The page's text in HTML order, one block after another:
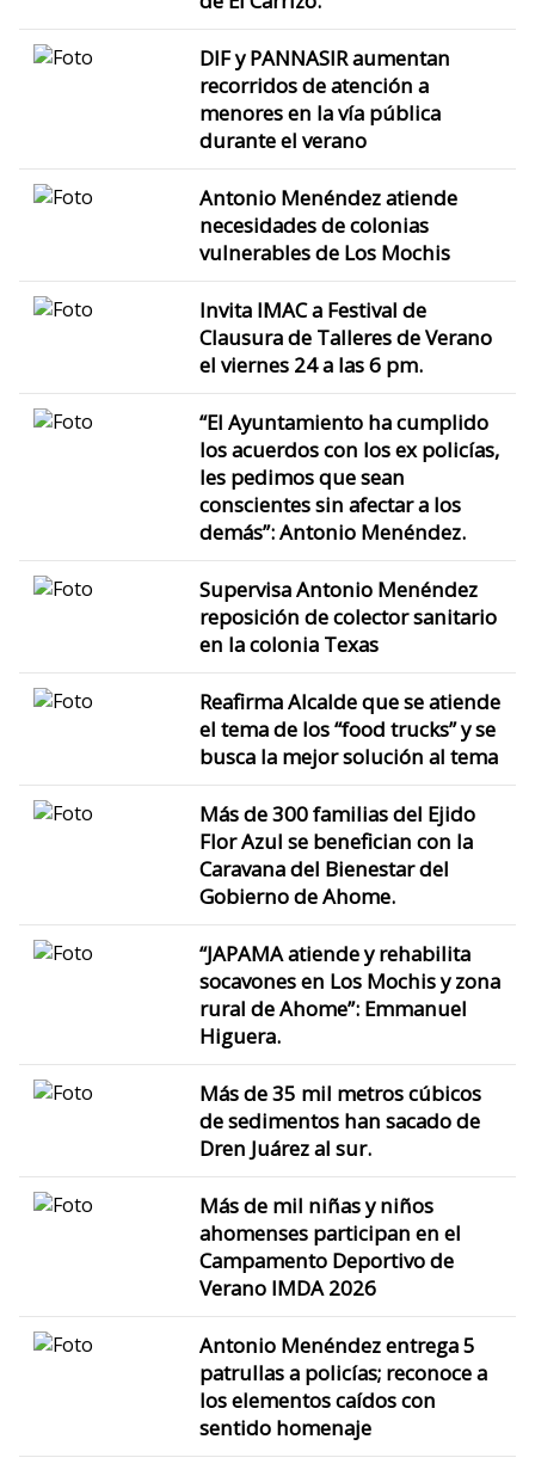
DIF y PANNASIR aumentan
recorridos de atención a
menores en la vía pública
durante el verano
Antonio Menéndez atiende
necesidades de colonias
vulnerables de Los Mochis
Invita IMAC a Festival de
Clausura de Talleres de Verano
el viernes 24 a las 6 pm.
“El Ayuntamiento ha cumplido
los acuerdos con los ex policías,
les pedimos que sean
conscientes sin afectar a los
demás”: Antonio Menéndez.
Supervisa Antonio Menéndez
reposición de colector sanitario
en la colonia Texas
Reafirma Alcalde que se atiende
el tema de los “food trucks” y se
busca la mejor solución al tema
Más de 300 familias del Ejido
Flor Azul se benefician con la
Caravana del Bienestar del
Gobierno de Ahome.
“JAPAMA atiende y rehabilita
socavones en Los Mochis y zona
rural de Ahome”: Emmanuel
Higuera.
Más de 35 mil metros cúbicos
de sedimentos han sacado de
Dren Juárez al sur.
Más de mil niñas y niños
ahomenses participan en el
Campamento Deportivo de
Verano IMDA 2026
Antonio Menéndez entrega 5
patrullas a policías; reconoce a
los elementos caídos con
sentido homenaje